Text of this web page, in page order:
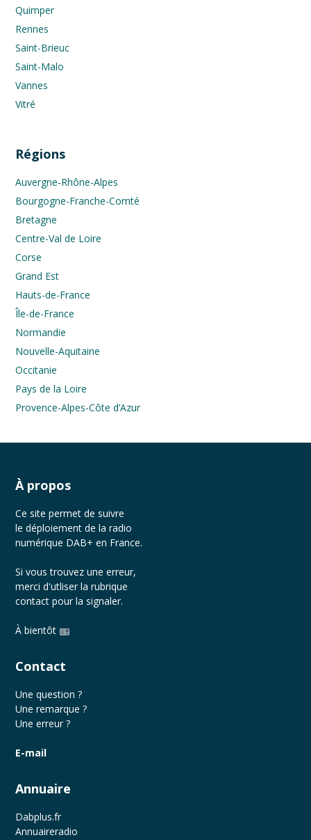
Quimper
Rennes
Saint-Brieuc
Saint-Malo
Vannes
Vitré
Régions
Auvergne-Rhône-Alpes
Bourgogne-Franche-Comté
Bretagne
Centre-Val de Loire
Corse
Grand Est
Hauts-de-France
Île-de-France
Normandie
Nouvelle-Aquitaine
Occitanie
Pays de la Loire
Provence-Alpes-Côte d’Azur
À propos
Ce site permet de suivre
le déploiement de la radio
numérique DAB+ en France.
Si vous trouvez une erreur,
merci d'utliser la rubrique
contact pour la signaler.
À bientôt
Contact
Une question ?
Une remarque ?
Une erreur ?
E-mail
Annuaire
Dabplus.fr
Annuaireradio